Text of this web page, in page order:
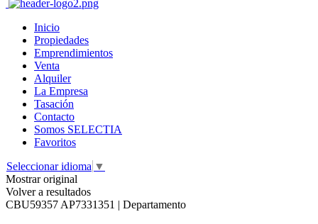
Inicio
Propiedades
Emprendimientos
Venta
Alquiler
La Empresa
Tasación
Contacto
Somos SELECTIA
Favoritos
Seleccionar idioma ▼
Mostrar original
Volver a resultados
CBU59357 AP7331351 | Departamento